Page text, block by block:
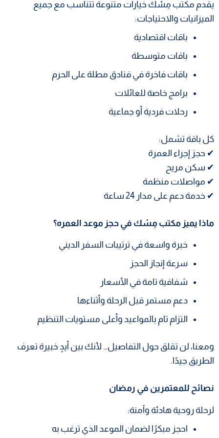
يقدم مكتب مِسْك خيارات متنوعة تتناسب مع جميع
الميزانيات والاحتياجات:
باقات اقتصادية
باقات متوسطة
باقات فاخرة في فنادق مطلة على الحرم
برامج خاصة للعائلات
رحلات فردية أو جماعية
كل باقة تشمل:
✔ حجز إجراء العمرة
✔ سكن مريح
✔ مواصلات منظمة
✔ خدمة دعم على مدار 24 ساعة
ماذا يميز مكتب مِسْك في حجز موعد العمره؟
خبرة واسعة في ترتيبات السفر الديني
سرعة إنجاز الحجز
شفافية تامة في الأسعار
دعم مستمر قبل الرحلة وأثناءها
التزام تام بالمواعيد وأعلى مستويات التنظيم
ومعنا، لن تقلق حول التفاصيل… لأنك بين أيدٍ خبيرة تعرف
الطريق جيدًا.
نصائح للمعتمرين في رمضان
لرحلة روحية هادئة وآمنة:
احجز مبكرًا لضمان الموعد الذي ترغب به